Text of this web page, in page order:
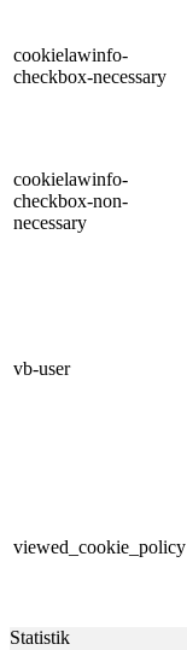
cookielawinfo-
checkbox-necessary
cookielawinfo-
checkbox-non-
necessary
vb-user
viewed_cookie_policy
Statistik